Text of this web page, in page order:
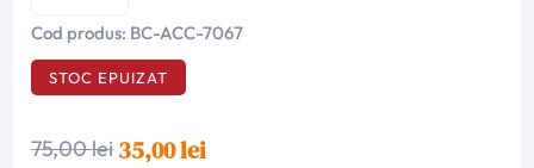
Cod produs: BC-ACC-7067
STOC EPUIZAT
75,00 lei 35,00 lei